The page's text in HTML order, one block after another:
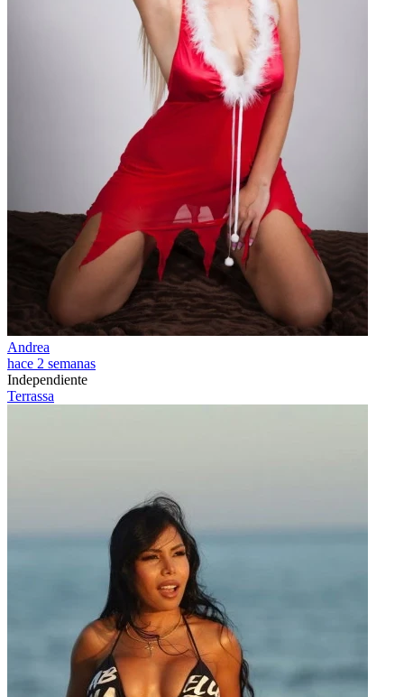
Andrea
hace 2 semanas
Independiente
Terrassa